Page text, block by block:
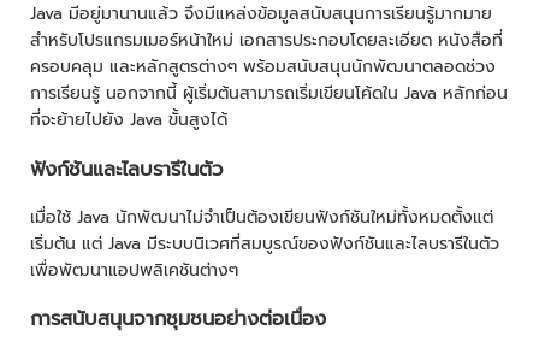
Java มีอยู่มานานแล้ว จึงมีแหล่งข้อมูลสนับสนุนการเรียนรู้มากมาย
สำหรับโปรแกรมเมอร์หน้าใหม่ เอกสารประกอบโดยละเอียด หนังสือที่
ครอบคลุม และหลักสูตรต่างๆ พร้อมสนับสนุนนักพัฒนาตลอดช่วง
การเรียนรู้ นอกจากนี้ ผู้เริ่มต้นสามารถเริ่มเขียนโค้ดใน Java หลักก่อน
ที่จะย้ายไปยัง Java ขั้นสูงได้
ฟังก์ชันและไลบรารีในตัว
เมื่อใช้ Java นักพัฒนาไม่จำเป็นต้องเขียนฟังก์ชันใหม่ทั้งหมดตั้งแต่
เริ่มต้น แต่ Java มีระบบนิเวศที่สมบูรณ์ของฟังก์ชันและไลบรารีในตัว
เพื่อพัฒนาแอปพลิเคชันต่างๆ
การสนับสนุนจากชุมชนอย่างต่อเนื่อง